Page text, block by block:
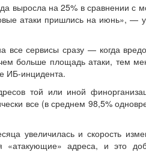
выросла на 25% в сравнении с
атаки пришлись на июнь», —
все сервисы сразу — когда
больше площадь атаки, тем
ИБ-инцидента.
той или иной
все (в среднем 98,5%
увеличилась и скорость
адреса, и это